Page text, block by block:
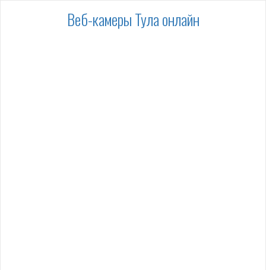
Веб-камеры Тула онлайн